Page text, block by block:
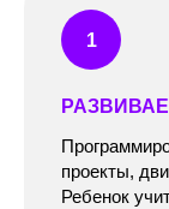
проекты,
Ребенок